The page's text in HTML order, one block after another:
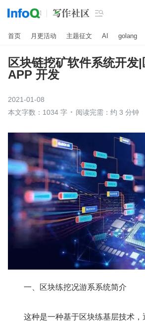

首页 月更活动 主题征文 AI golang
区块链挖矿软件系统开发
APP 开发
2021-01-08
本文字数：1034 字
阅读完需：约 3 分钟
一、区块练挖况游系系统简介
这种是一种基于区块练基层技术，